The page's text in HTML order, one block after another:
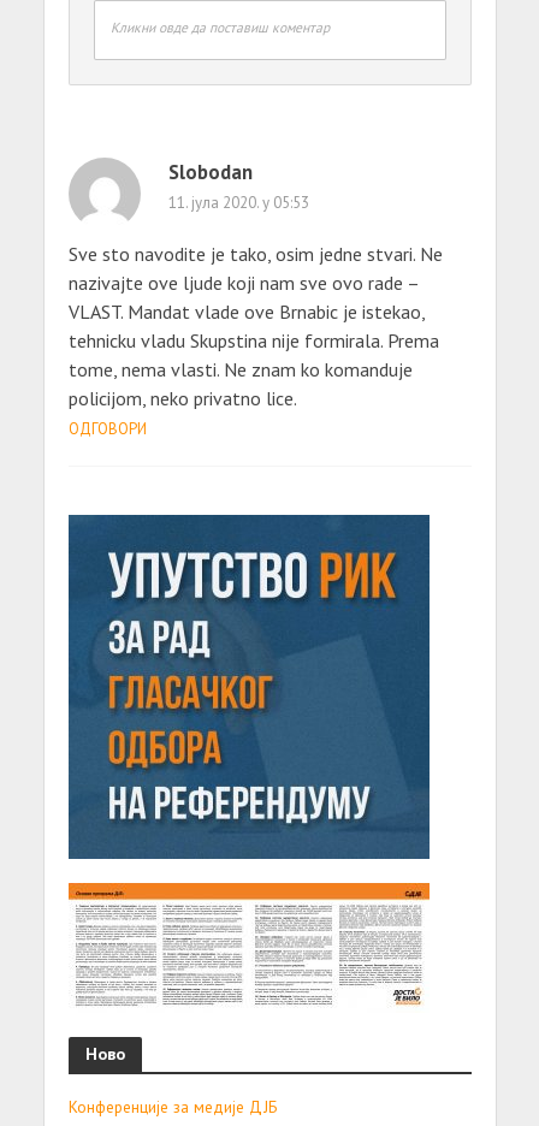
Кликни овде да поставиш коментар
Slobodan
11. јула 2020. у 05:53
Sve sto navodite je tako, osim jedne stvari. Ne
nazivajte ove ljude koji nam sve ovo rade –
VLAST. Mandat vlade ove Brnabic je istekao,
tehnicku vladu Skupstina nije formirala. Prema
tome, nema vlasti. Ne znam ko komanduje
policijom, neko privatno lice.
ОДГОВОРИ
Ново
Конференције за медије ДЈБ